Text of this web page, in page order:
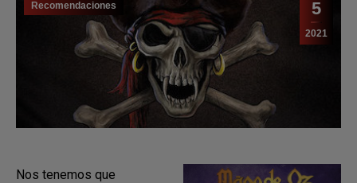
5
2021
Recomendaciones
Nos tenemos que